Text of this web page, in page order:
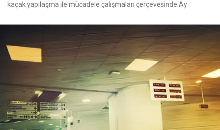
kaçak yapılaşma ile mücadele çalışmaları çerçevesinde Ay